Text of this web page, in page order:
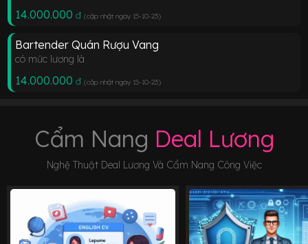
14.000.000 đ (cập nhật ngày 15-10-23)
Bartender Quán Rượu Vang
có mức lương là
14.000.000 đ (cập nhật ngày 15-10-23)
Cẩm Nang Deal Lương
Nghệ Thuật Deal Lương Và Cẩm Nang Công Việc